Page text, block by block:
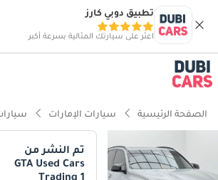
تطبيق دوبي كارز
اعثر على سيارتك المثالية بسرعة أكبر
الصفحة الرئيسية سيارات الإمارات
تم النشر من
GTA Used Cars